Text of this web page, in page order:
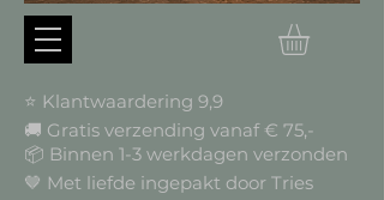
⭐ Klantwaardering 9,9
🚚 Gratis verzending vanaf € 75,-
📦 Binnen 1-3 werkdagen verzonden
🤎 Met liefde ingepakt door Tries